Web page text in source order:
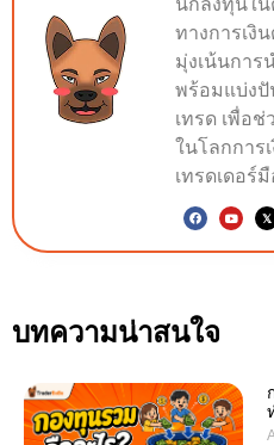
ทางการเงิ
มุ่งเน้นการ
พร้อมแบ่งปั
เทรด เพื่อ
ในโลกการ
เทรดเดอร์
บทความน่าสนใจ